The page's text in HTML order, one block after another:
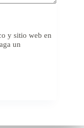
y sitio web en
un